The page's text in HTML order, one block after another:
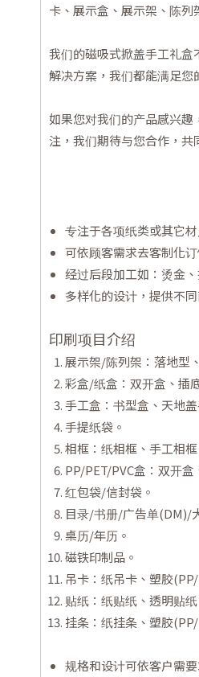
卡、展示盒、展示架、陈
我们的磁吸式掀盖手工礼
解决方案，我们都能满足您
如果您对我们的产品感兴
注，我们期待与您合作，共
专注于各项纸类或其它
可依顾客需求去客制化
经过后段加工如：烫金
多样化的设计，提供不
印刷项目介绍
展示架/陈列架：落地型
彩盒/纸盒：双开盒、插
手工盒：书型盒、天地
手提纸袋。
相框：纸相框、手工相框
PP/PET/PVC盒：双开
红包袋/信封袋。
目录/书册/广告单(DM)/
桌历/年历。
磁铁印制品。
吊卡：纸吊卡、塑胶
贴纸：纸贴纸、透明贴
挂条：纸挂条、塑胶(PP/
规格和设计可依客户需